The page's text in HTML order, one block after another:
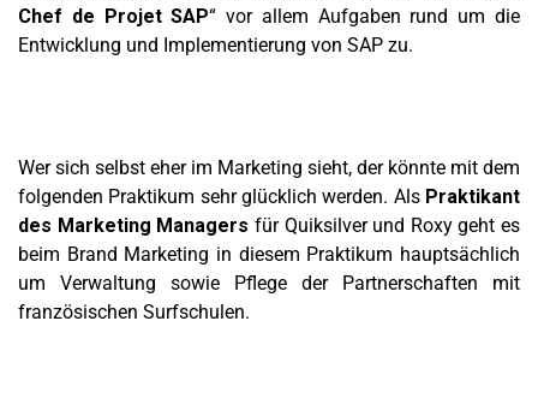
Chef de Projet SAP“ vor allem Aufgaben rund um die
Entwicklung und Implementierung von SAP zu.
Wer sich selbst eher im Marketing sieht, der könnte mit dem
folgenden Praktikum sehr glücklich werden. Als Praktikant
des Marketing Managers für Quiksilver und Roxy geht es
beim Brand Marketing in diesem Praktikum hauptsächlich
um Verwaltung sowie Pflege der Partnerschaften mit
französischen Surfschulen.